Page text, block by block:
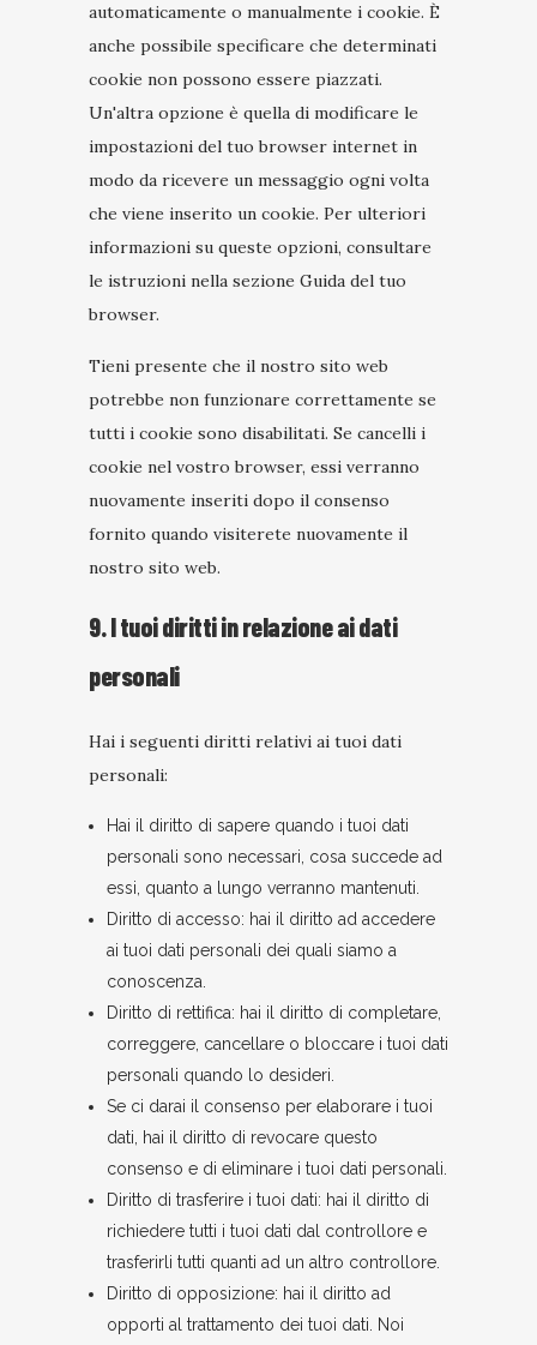
automaticamente o manualmente i cookie. È
anche possibile specificare che determinati
cookie non possono essere piazzati.
Un'altra opzione è quella di modificare le
impostazioni del tuo browser internet in
modo da ricevere un messaggio ogni volta
che viene inserito un cookie. Per ulteriori
informazioni su queste opzioni, consultare
le istruzioni nella sezione Guida del tuo
browser.
Tieni presente che il nostro sito web
potrebbe non funzionare correttamente se
tutti i cookie sono disabilitati. Se cancelli i
cookie nel vostro browser, essi verranno
nuovamente inseriti dopo il consenso
fornito quando visiterete nuovamente il
nostro sito web.
9. I tuoi diritti in relazione ai dati
personali
Hai i seguenti diritti relativi ai tuoi dati
personali:
Hai il diritto di sapere quando i tuoi dati
personali sono necessari, cosa succede ad
essi, quanto a lungo verranno mantenuti.
Diritto di accesso: hai il diritto ad accedere
ai tuoi dati personali dei quali siamo a
conoscenza.
Diritto di rettifica: hai il diritto di completare,
correggere, cancellare o bloccare i tuoi dati
personali quando lo desideri.
Se ci darai il consenso per elaborare i tuoi
dati, hai il diritto di revocare questo
consenso e di eliminare i tuoi dati personali.
Diritto di trasferire i tuoi dati: hai il diritto di
richiedere tutti i tuoi dati dal controllore e
trasferirli tutti quanti ad un altro controllore.
Diritto di opposizione: hai il diritto ad
opporti al trattamento dei tuoi dati. Noi